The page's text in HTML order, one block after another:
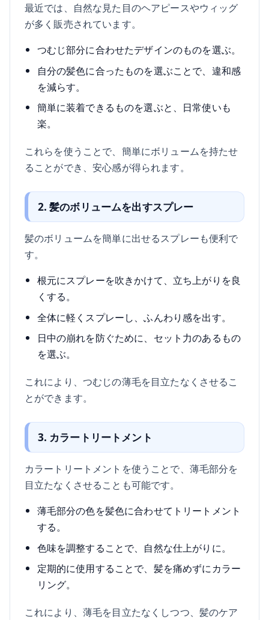
最近では、自然な見た目のヘアピースやウィッグ
が多く販売されています。
つむじ部分に合わせたデザインのものを選ぶ。
自分の髪色に合ったものを選ぶことで、違和感
を減らす。
簡単に装着できるものを選ぶと、日常使いも
楽。
これらを使うことで、簡単にボリュームを持たせ
ることができ、安心感が得られます。
2. 髪のボリュームを出すスプレー
髪のボリュームを簡単に出せるスプレーも便利で
す。
根元にスプレーを吹きかけて、立ち上がりを良
くする。
全体に軽くスプレーし、ふんわり感を出す。
日中の崩れを防ぐために、セット力のあるもの
を選ぶ。
これにより、つむじの薄毛を目立たなくさせるこ
とができます。
3. カラートリートメント
カラートリートメントを使うことで、薄毛部分を
目立たなくさせることも可能です。
薄毛部分の色を髪色に合わせてトリートメント
する。
色味を調整することで、自然な仕上がりに。
定期的に使用することで、髪を痛めずにカラー
リング。
これにより、薄毛を目立たなくしつつ、髪のケア